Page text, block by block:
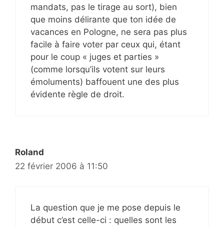
mandats, pas le tirage au sort), bien
que moins délirante que ton idée de
vacances en Pologne, ne sera pas plus
facile à faire voter par ceux qui, étant
pour le coup « juges et parties »
(comme lorsqu’ils votent sur leurs
émoluments) baffouent une des plus
évidente règle de droit.
Roland
22 février 2006 à 11:50
La question que je me pose depuis le
début c’est celle-ci : quelles sont les